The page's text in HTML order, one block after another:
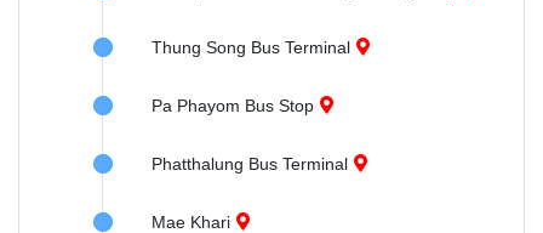
Thung Song Bus Terminal
Pa Phayom Bus Stop
Phatthalung Bus Terminal
Mae Khari